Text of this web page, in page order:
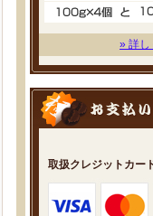
» 詳し
取扱クレジットカー